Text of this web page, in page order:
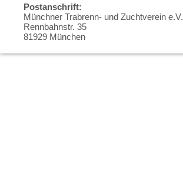
Postanschrift:
Münchner Trabrenn- und Zuchtverein e.V.
Rennbahnstr. 35
81929 München